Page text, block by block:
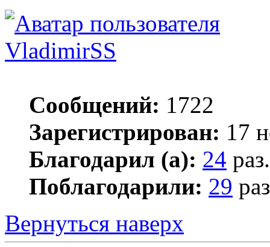
VladimirSS
Сообщений: 1722
Зарегистрирован: 17
Благодарил (а): 24 раз.
Поблагодарили: 29
Вернуться наверх